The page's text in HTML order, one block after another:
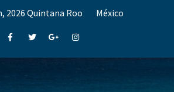
2026 Quintana Roo México
FacebookTwitterGoogle+Instagram